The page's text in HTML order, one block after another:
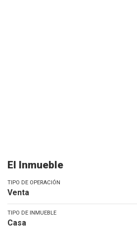
El Inmueble
TIPO DE OPERACIÓN
Venta
TIPO DE INMUEBLE
Casa